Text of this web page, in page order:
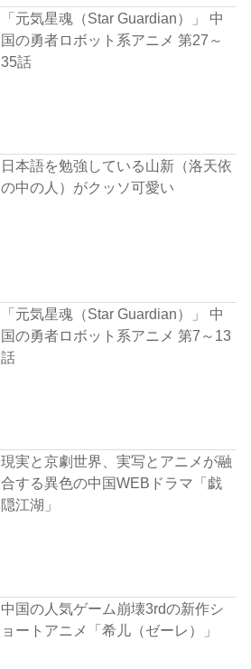
「元気星魂（Star Guardian）」 中
国の勇者ロボット系アニメ 第27～
35話
日本語を勉強している山新（洛天依
の中の人）がクッソ可愛い
「元気星魂（Star Guardian）」 中
国の勇者ロボット系アニメ 第7～13
話
現実と京劇世界、実写とアニメが融
合する異色の中国WEBドラマ「戯
隠江湖」
中国の人気ゲーム崩壊3rdの新作シ
ョートアニメ「希儿（ゼーレ）」